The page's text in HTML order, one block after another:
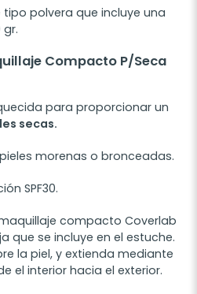
polvera que incluye una
Compacto P/Seca
para proporcionar un
secas.
morenas o bronceadas.
SPF30.
compacto Coverlab
que se incluye en el estuche.
la piel, y extienda mediante
el interior hacia el exterior.